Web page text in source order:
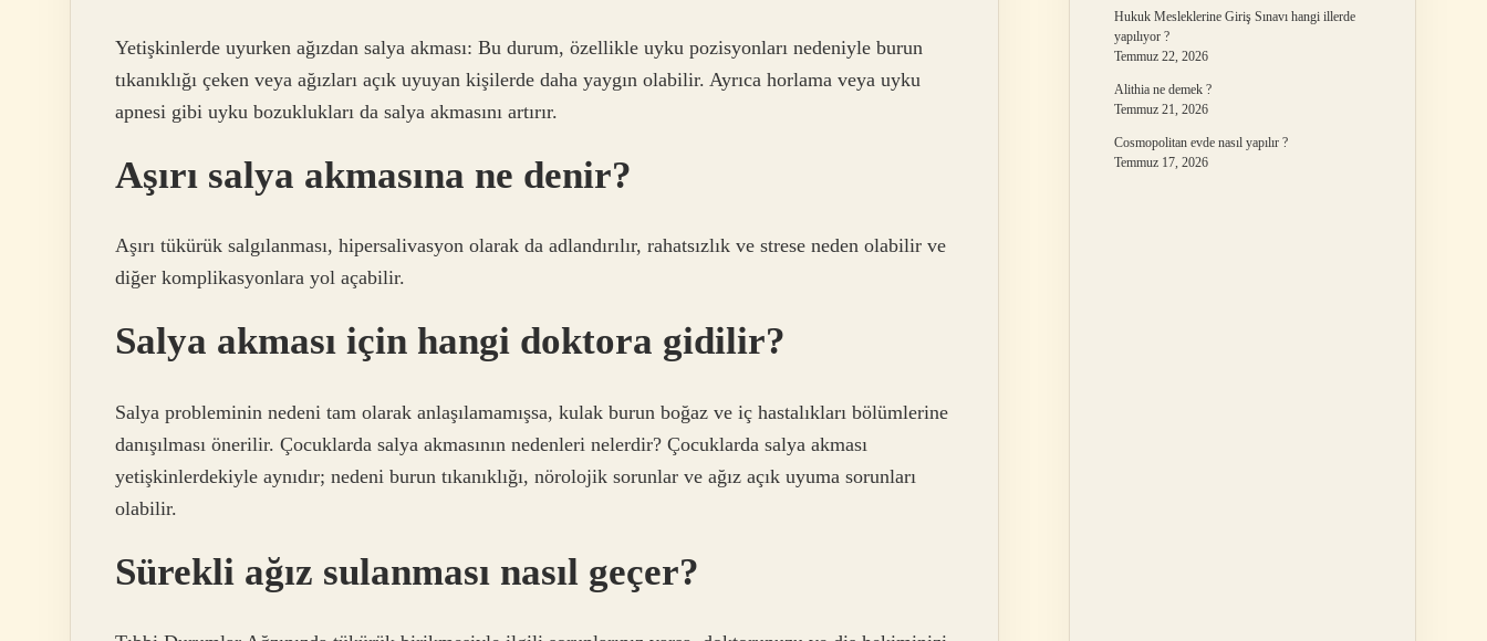
Yetişkinlerde uyurken ağızdan salya akması: Bu durum, özellikle uyku pozisyonları nedeniyle burun
tıkanıklığı çeken veya ağızları açık uyuyan kişilerde daha yaygın olabilir. Ayrıca horlama veya uyku
apnesi gibi uyku bozuklukları da salya akmasını artırır.
Aşırı salya akmasına ne denir?
Aşırı tükürük salgılanması, hipersalivasyon olarak da adlandırılır, rahatsızlık ve strese neden olabilir ve
diğer komplikasyonlara yol açabilir.
Salya akması için hangi doktora gidilir?
Salya probleminin nedeni tam olarak anlaşılamamışsa, kulak burun boğaz ve iç hastalıkları bölümlerine
danışılması önerilir. Çocuklarda salya akmasının nedenleri nelerdir? Çocuklarda salya akması
yetişkinlerdekiyle aynıdır; nedeni burun tıkanıklığı, nörolojik sorunlar ve ağız açık uyuma sorunları
olabilir.
Sürekli ağız sulanması nasıl geçer?
Hukuk Mesleklerine Giriş Sınavı hangi illerde
yapılıyor ?
Temmuz 22, 2026
Alithia ne demek ?
Temmuz 21, 2026
Cosmopolitan evde nasıl yapılır ?
Temmuz 17, 2026